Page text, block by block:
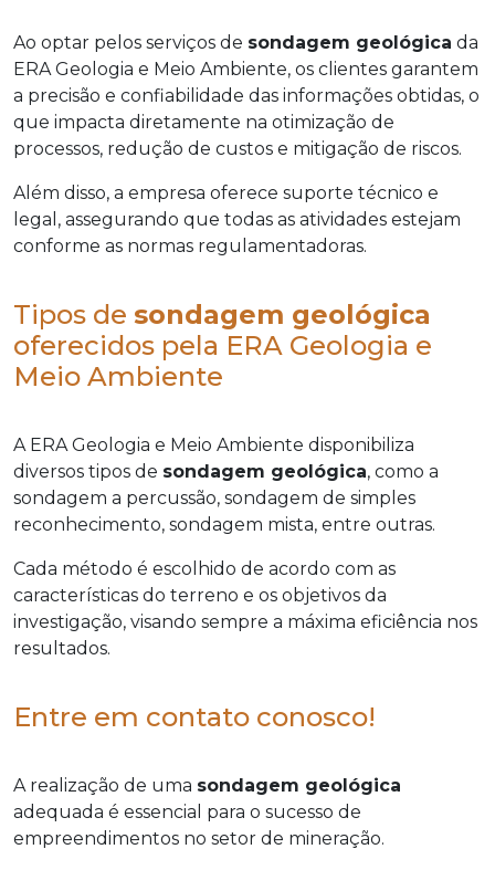
Ao optar pelos serviços de sondagem geológica da
ERA Geologia e Meio Ambiente, os clientes garantem
a precisão e confiabilidade das informações obtidas, o
que impacta diretamente na otimização de
processos, redução de custos e mitigação de riscos.
Além disso, a empresa oferece suporte técnico e
legal, assegurando que todas as atividades estejam
conforme as normas regulamentadoras.
Tipos de sondagem geológica
oferecidos pela ERA Geologia e
Meio Ambiente
A ERA Geologia e Meio Ambiente disponibiliza
diversos tipos de sondagem geológica, como a
sondagem a percussão, sondagem de simples
reconhecimento, sondagem mista, entre outras.
Cada método é escolhido de acordo com as
características do terreno e os objetivos da
investigação, visando sempre a máxima eficiência nos
resultados.
Entre em contato conosco!
A realização de uma sondagem geológica
adequada é essencial para o sucesso de
empreendimentos no setor de mineração.